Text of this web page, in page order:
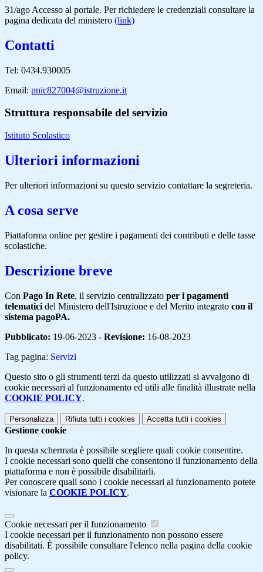
31/ago Accesso al portale. Per richiedere le credenziali consultare la
pagina dedicata del ministero (link)
Contatti
Tel: 0434.930005
Email: pnic827004@istruzione.it
Struttura responsabile del servizio
Istituto Scolastico
Ulteriori informazioni
Per ulteriori informazioni su questo servizio contattare la segreteria.
A cosa serve
Piattaforma online per gestire i pagamenti dei contributi e delle tasse
scolastiche.
Descrizione breve
Con Pago In Rete, il servizio centralizzato per i pagamenti
telematici del Ministero dell'Istruzione e del Merito integrato con il
sistema pagoPA.
Pubblicato: 19-06-2023 - Revisione: 16-08-2023
Tag pagina: Servizi
Questo sito o gli strumenti terzi da questo utilizzati si avvalgono di
cookie necessari al funzionamento ed utili alle finalità illustrate nella
COOKIE POLICY.
Personalizza Rifiuta tutti i cookies Accetta tutti i cookies
Gestione cookie
In questa schermata è possibile scegliere quali cookie consentire.
I cookie necessari sono quelli che consentono il funzionamento della
piattaforma e non è possibile disabilitarli.
Per conoscere quali sono i cookie necessari al funzionamento potete
visionare la COOKIE POLICY.
Cookie necessari per il funzionamento
I cookie necessari per il funzionamento non possono essere
disabilitati. È possibile consultare l'elenco nella pagina della cookie
policy.